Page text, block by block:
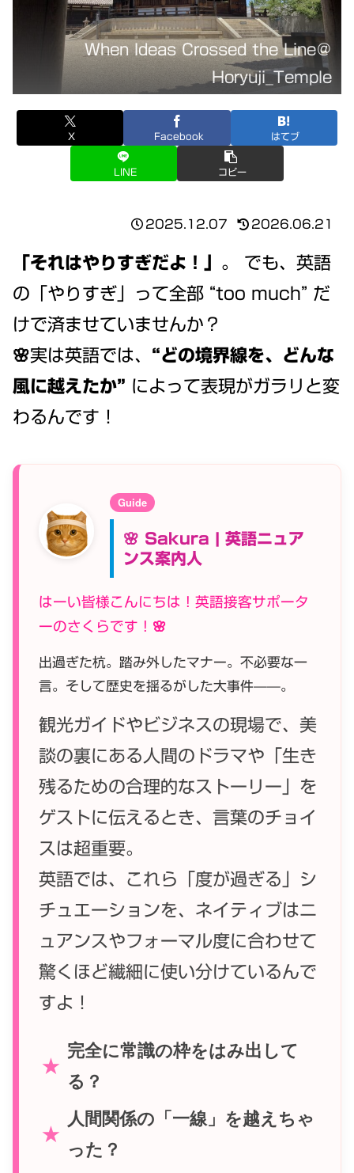
When Ideas Crossed the Line＠
Horyuji_Temple
X Facebook はてブ
LINE コピー
2025.12.07 2026.06.21
「それはやりすぎだよ！」 。 でも、英語
の「やりすぎ」って全部 “too much” だ
けで済ませていませんか？
🌸実は英語では、 “どの境界線を、どんな
風に越えたか” によって表現がガラリと変
わるんです！
Guide
🌸 Sakura | 英語ニュア
ンス案内人
はーい皆様こんにちは！英語接客サポータ
ーのさくらです！🌸
出過ぎた杭。踏み外したマナー。不必要な一
言。そして歴史を揺るがした大事件——。
観光ガイドやビジネスの現場で、美
談の裏にある人間のドラマや「生き
残るための合理的なストーリー」を
ゲストに伝えるとき、言葉のチョイ
スは超重要。
英語では、これら「度が過ぎる」シ
チュエーションを、ネイティブはニ
ュアンスやフォーマル度に合わせて
驚くほど繊細に使い分けているんで
すよ！
★
完全に常識の枠をはみ出して
る？
★
人間関係の「一線」を越えちゃ
った？